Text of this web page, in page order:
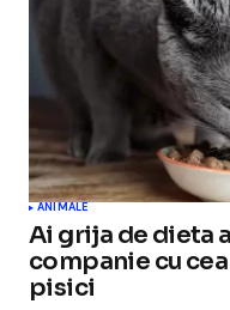
ANIMALE
Ai grija de dieta
companie cu
pisici